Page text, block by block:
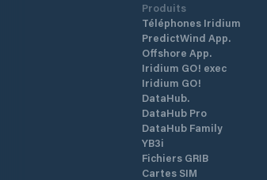
Produits
Téléphones Iridium
PredictWind App.
Offshore App.
Iridium GO! exec
Iridium GO!
DataHub.
DataHub Pro
DataHub Family
YB3i
Fichiers GRIB
Cartes SIM